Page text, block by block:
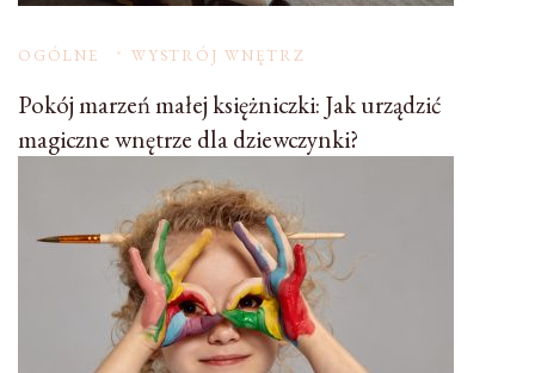
OGÓLNE WYSTRÓJ WNĘTRZ
Pokój marzeń małej księżniczki: Jak urządzić
magiczne wnętrze dla dziewczynki?